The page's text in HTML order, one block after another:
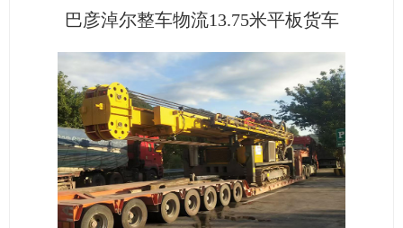
巴彦淖尔整车物流13.75米平板货车